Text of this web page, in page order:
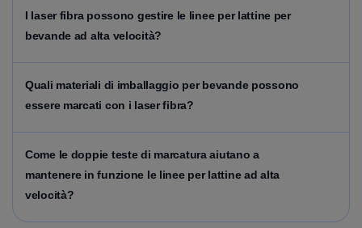
I laser fibra possono gestire le linee per lattine per
bevande ad alta velocità?
Quali materiali di imballaggio per bevande possono
essere marcati con i laser fibra?
Come le doppie teste di marcatura aiutano a
mantenere in funzione le linee per lattine ad alta
velocità?